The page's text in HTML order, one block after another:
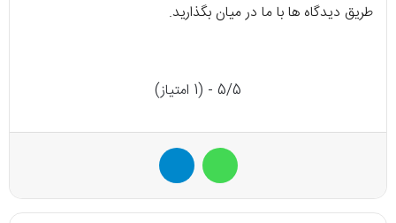
طریق دیدگاه ها با ما در میان بگذارید.
5/5 - (1 امتیاز)
واتس آپ